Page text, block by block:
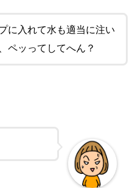
に入れて水も適当に注い
ペッってしてへん？